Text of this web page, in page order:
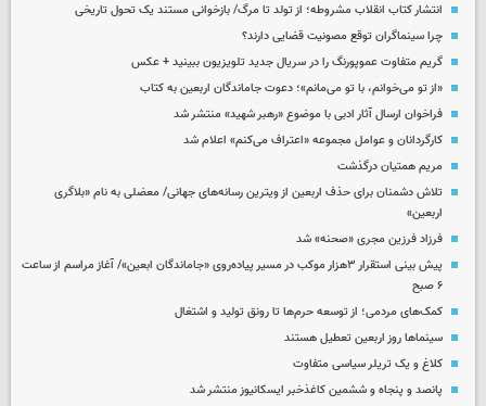
انتشار کتاب انقلاب مشروطه؛ از تولد تا مرگ/ بازخوانی مستند یک تحول تاریخی
چرا سینماگران توقع مصونیت قضایی دارند؟
گریم متفاوت عموپورنگ را در سریال جدید تلویزیون ببینید + عکس
«از تو می‌خوانم، با تو می‌مانم»؛ دعوت جاماندگان اربعین به کتاب
فراخوان ارسال آثار ادبی با موضوع «رهبر شهید» منتشر شد
کارگردانان و عوامل مجموعه «اعتراف می‌کنم» اعلام شد
مریم همتیان درگذشت
تلاش دشمنان برای حذف اربعین از ویترین رسانه‌های جهانی/ معضلی به نام «بلاگری
اربعین»
فرزاد فرزین مجری «صحنه» شد
پیش بینی استقرار ۳هزار موکب در مسیر پیاده‌روی «جاماندگان ابعین»/ آغاز مراسم از ساعت
۶ صبح
کمک‌های مردمی؛ از توسعه حرم‌ها تا رونق تولید و اشتغال
سینماها روز اربعین تعطیل هستند
کلاغ و یک تریلر سیاسی متفاوت
پانصد و پنجاه و ششمین کاغذخبر ایسکانیوز منتشر شد